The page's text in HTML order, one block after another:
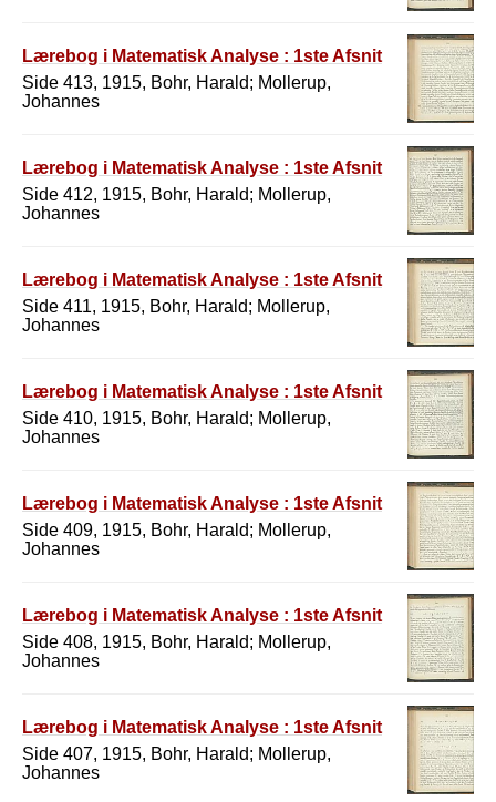
Lærebog i Matematisk Analyse : 1ste Afsnit
Side 413, 1915, Bohr, Harald; Mollerup,
Johannes
Lærebog i Matematisk Analyse : 1ste Afsnit
Side 412, 1915, Bohr, Harald; Mollerup,
Johannes
Lærebog i Matematisk Analyse : 1ste Afsnit
Side 411, 1915, Bohr, Harald; Mollerup,
Johannes
Lærebog i Matematisk Analyse : 1ste Afsnit
Side 410, 1915, Bohr, Harald; Mollerup,
Johannes
Lærebog i Matematisk Analyse : 1ste Afsnit
Side 409, 1915, Bohr, Harald; Mollerup,
Johannes
Lærebog i Matematisk Analyse : 1ste Afsnit
Side 408, 1915, Bohr, Harald; Mollerup,
Johannes
Lærebog i Matematisk Analyse : 1ste Afsnit
Side 407, 1915, Bohr, Harald; Mollerup,
Johannes